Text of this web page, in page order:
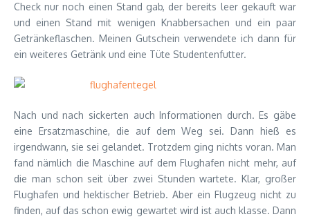
Check nur noch einen Stand gab, der bereits leer gekauft war
und einen Stand mit wenigen Knabbersachen und ein paar
Getränkeflaschen. Meinen Gutschein verwendete ich dann für
ein weiteres Getränk und eine Tüte Studentenfutter.
Nach und nach sickerten auch Informationen durch. Es gäbe
eine Ersatzmaschine, die auf dem Weg sei. Dann hieß es
irgendwann, sie sei gelandet. Trotzdem ging nichts voran. Man
fand nämlich die Maschine auf dem Flughafen nicht mehr, auf
die man schon seit über zwei Stunden wartete. Klar, großer
Flughafen und hektischer Betrieb. Aber ein Flugzeug nicht zu
finden, auf das schon ewig gewartet wird ist auch klasse. Dann